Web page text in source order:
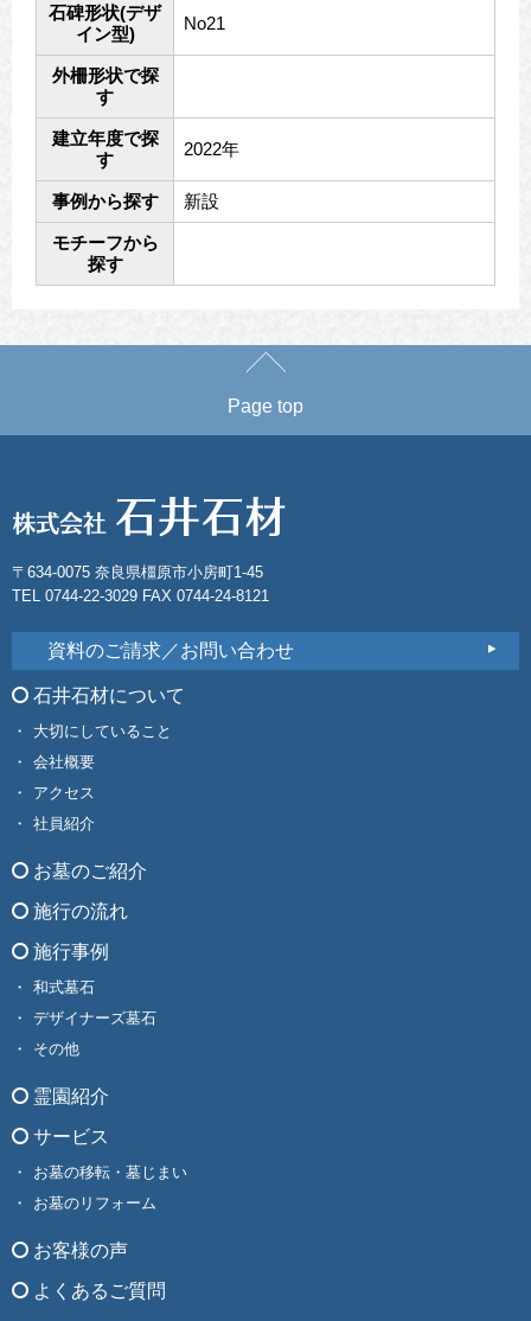
石碑形状(デザ
イン型)
No21
外柵形状で探
す
建立年度で探
す
2022年
事例から探す 新設
モチーフから
探す
Page top
〒634-0075 奈良県橿原市小房町1-45
TEL 0744-22-3029 FAX 0744-24-8121
資料のご請求／お問い合わせ
石井石材について
大切にしていること
会社概要
アクセス
社員紹介
お墓のご紹介
施行の流れ
施行事例
和式墓石
デザイナーズ墓石
その他
霊園紹介
サービス
お墓の移転・墓じまい
お墓のリフォーム
お客様の声
よくあるご質問